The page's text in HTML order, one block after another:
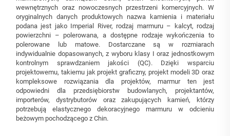
wewnętrznych oraz nowoczesnych przestrzeni komercyjnych. W
oryginalnych danych produktowych nazwa kamienia i materiału
podana jest jako Imperial River, rodzaj marmuru – kalcyt, rodzaj
powierzchni – polerowana, a dostępne rodzaje wykończenia to
polerowane lub matowe. Dostarczane są w rozmiarach
indywidualnie dopasowanych, z wyboru klasy I oraz jednostkowym
kontrolnym sprawdzaniem jakości (QC). Dzięki wsparciu
projektowemu, takiemu jak projekt graficzny, projekt modeli 3D oraz
kompleksowe rozwiązania dla projektów, marmur ten jest
odpowiedni dla przedsiębiorstw budowlanych, projektantów,
importerów, dystrybutorów oraz zakupujących kamień, którzy
potrzebują elastycznego dekoracyjnego marmuru w odcieniu
beżowym pochodzącego z Chin.